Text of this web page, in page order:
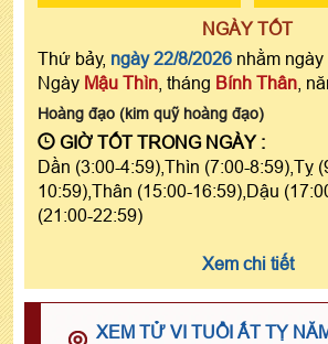
NGÀY TỐT
Thứ bảy, ngày 22/8/2026 nhằm ngày
Ngày Mậu Thìn , tháng Bính Thân ,
Hoàng đạo (kim quỹ hoàng đạo)
GIỜ TỐT TRONG NGÀY :
Dần (3:00-4:59),Thìn (7:00-8:59),Tỵ
10:59),Thân (15:00-16:59),Dậu
(21:00-22:59)
Xem chi tiết
XEM TỬ VI TUỔI ẤT TỴ